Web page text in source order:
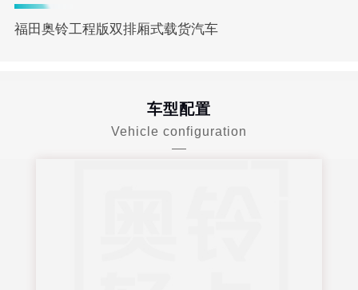
福田奥铃工程版双排厢式载货汽车
车型配置
Vehicle configuration